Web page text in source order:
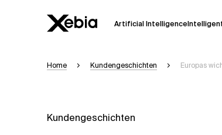
Artificial Intelligence
Ai Übersicht
Sekunden dauern. Wir
Home Kundengeschichten Europas
Kundengeschichten